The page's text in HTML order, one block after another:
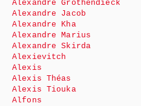
Alexandre Grothendieck
Alexandre Jacob
Alexandre Kha
Alexandre Marius
Alexandre Skirda
Alexievitch
Alexis
Alexis Théas
Alexis Tiouka
Alfons